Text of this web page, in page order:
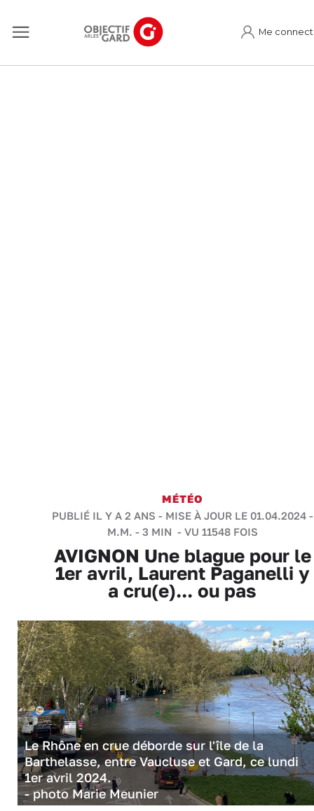
Me
MÉTÉO
PUBLIÉ IL Y A 2 ANS - MISE À JOUR LE 01.04.2024 -
M.M. - 3 MIN - VU 11548 FOIS
AVIGNON Une blague pour le
1er avril, Laurent Paganelli y
a cru(e)... ou pas
Le Rhône en crue déborde sur l'île de la
Barthelasse, entre Vaucluse et Gard, ce lundi
1er avril 2024.
- photo Marie Meunier